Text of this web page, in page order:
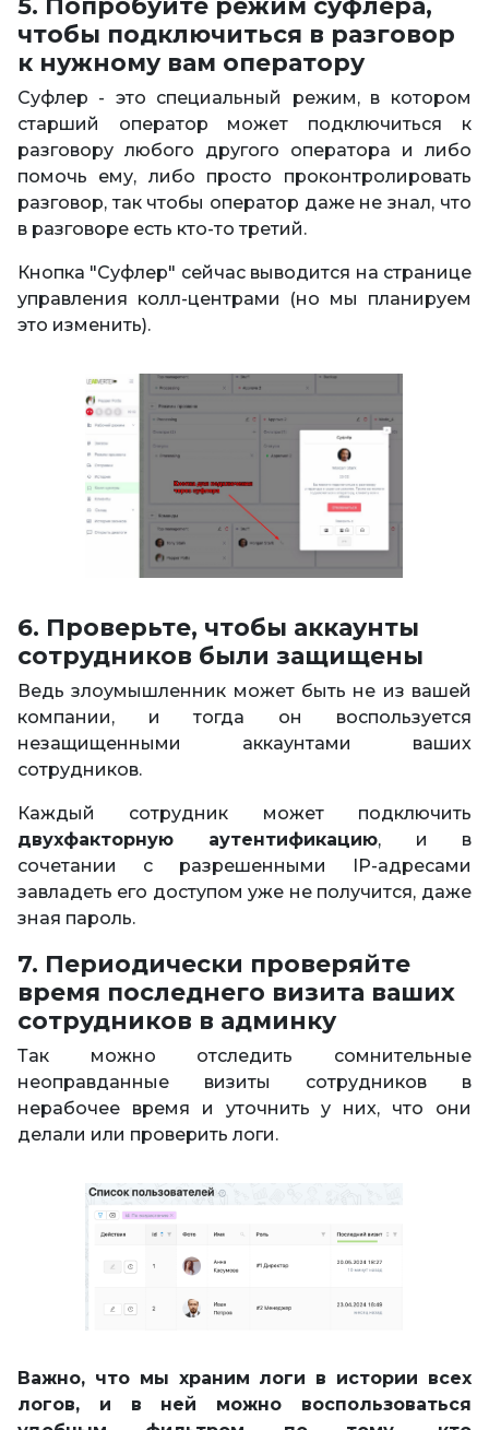
5. Попробуйте режим суфлера,
чтобы подключиться в разговор
к нужному вам оператору
Суфлер - это специальный режим, в котором
старший оператор может подключиться к
разговору любого другого оператора и либо
помочь ему, либо просто проконтролировать
разговор, так чтобы оператор даже не знал, что
в разговоре есть кто-то третий.
Кнопка "Суфлер" сейчас выводится на странице
управления колл-центрами (но мы планируем
это изменить).
6. Проверьте, чтобы аккаунты
сотрудников были защищены
Ведь злоумышленник может быть не из вашей
компании, и тогда он воспользуется
незащищенными аккаунтами ваших
сотрудников.
Каждый сотрудник может подключить
двухфакторную аутентификацию, и в
сочетании с разрешенными IP-адресами
завладеть его доступом уже не получится, даже
зная пароль.
7. Периодически проверяйте
время последнего визита ваших
сотрудников в админку
Так можно отследить сомнительные
неоправданные визиты сотрудников в
нерабочее время и уточнить у них, что они
делали или проверить логи.
Важно, что мы храним логи в истории всех
логов, и в ней можно воспользоваться